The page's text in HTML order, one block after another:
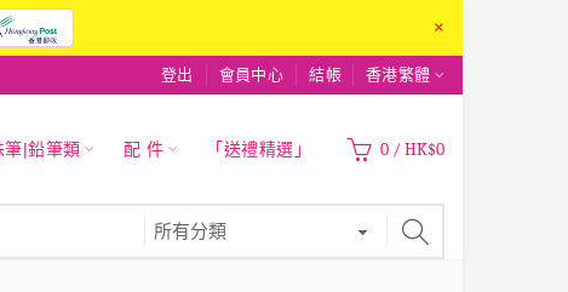
×
登出 會員中心 結帳 香港繁體
筆|鉛筆類 配 件 「送禮精選」 0 / HK$0